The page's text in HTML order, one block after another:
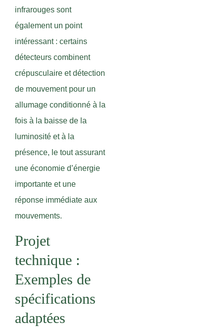
infrarouges sont
également un point
intéressant : certains
détecteurs combinent
crépusculaire et détection
de mouvement pour un
allumage conditionné à la
fois à la baisse de la
luminosité et à la
présence, le tout assurant
une économie d’énergie
importante et une
réponse immédiate aux
mouvements.
Projet
technique :
Exemples de
spécifications
adaptées